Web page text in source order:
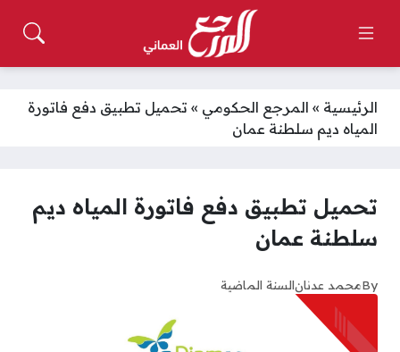
الرئيسية » المرجع الحكومي » تحميل تطبيق دفع فاتورة
المياه ديم سلطنة عمان
تحميل تطبيق دفع فاتورة المياه ديم
سلطنة عمان
Byمحمد عدنانالسنة الماضية